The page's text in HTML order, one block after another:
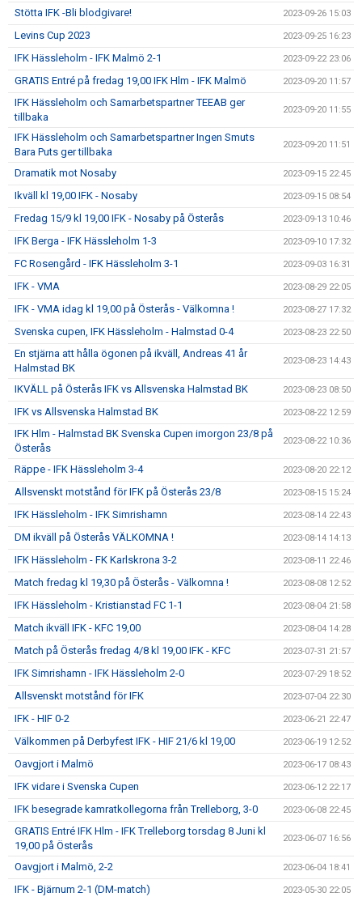
Stötta IFK -Bli blodgivare! 2023-09-26 15:03
Levins Cup 2023 2023-09-25 16:23
IFK Hässleholm - IFK Malmö 2-1 2023-09-22 23:06
GRATIS Entré på fredag 19,00 IFK Hlm - IFK Malmö 2023-09-20 11:57
IFK Hässleholm och Samarbetspartner TEEAB ger
tillbaka
2023-09-20 11:55
IFK Hässleholm och Samarbetspartner Ingen Smuts
Bara Puts ger tillbaka
2023-09-20 11:51
Dramatik mot Nosaby 2023-09-15 22:45
Ikväll kl 19,00 IFK - Nosaby 2023-09-15 08:54
Fredag 15/9 kl 19,00 IFK - Nosaby på Österås 2023-09-13 10:46
IFK Berga - IFK Hässleholm 1-3 2023-09-10 17:32
FC Rosengård - IFK Hässleholm 3-1 2023-09-03 16:31
IFK - VMA 2023-08-29 22:05
IFK - VMA idag kl 19,00 på Österås - Välkomna ! 2023-08-27 17:32
Svenska cupen, IFK Hässleholm - Halmstad 0-4 2023-08-23 22:50
En stjärna att hålla ögonen på ikväll, Andreas 41 år
Halmstad BK
2023-08-23 14:43
IKVÄLL på Österås IFK vs Allsvenska Halmstad BK 2023-08-23 08:50
IFK vs Allsvenska Halmstad BK 2023-08-22 12:59
IFK Hlm - Halmstad BK Svenska Cupen imorgon 23/8 på
Österås
2023-08-22 10:36
Räppe - IFK Hässleholm 3-4 2023-08-20 22:12
Allsvenskt motstånd för IFK på Österås 23/8 2023-08-15 15:24
IFK Hässleholm - IFK Simrishamn 2023-08-14 22:43
DM ikväll på Österås VÄLKOMNA ! 2023-08-14 14:13
IFK Hässleholm - FK Karlskrona 3-2 2023-08-11 22:46
Match fredag kl 19,30 på Österås - Välkomna ! 2023-08-08 12:52
IFK Hässleholm - Kristianstad FC 1-1 2023-08-04 21:58
Match ikväll IFK - KFC 19,00 2023-08-04 14:28
Match på Österås fredag 4/8 kl 19,00 IFK - KFC 2023-07-31 21:57
IFK Simrishamn - IFK Hässleholm 2-0 2023-07-29 18:52
Allsvenskt motstånd för IFK 2023-07-04 22:30
IFK - HIF 0-2 2023-06-21 22:47
Välkommen på Derbyfest IFK - HIF 21/6 kl 19,00 2023-06-19 12:52
Oavgjort i Malmö 2023-06-17 08:43
IFK vidare i Svenska Cupen 2023-06-12 22:17
IFK besegrade kamratkollegorna från Trelleborg, 3-0 2023-06-08 22:45
GRATIS Entré IFK Hlm - IFK Trelleborg torsdag 8 Juni kl
19,00 på Österås
2023-06-07 16:56
Oavgjort i Malmö, 2-2 2023-06-04 18:41
IFK - Bjärnum 2-1 (DM-match) 2023-05-30 22:05